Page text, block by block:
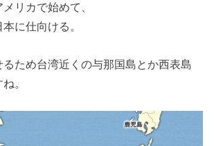
リカで始めて、
に仕向ける。
るため台湾近くの与那国島とか西表島
。